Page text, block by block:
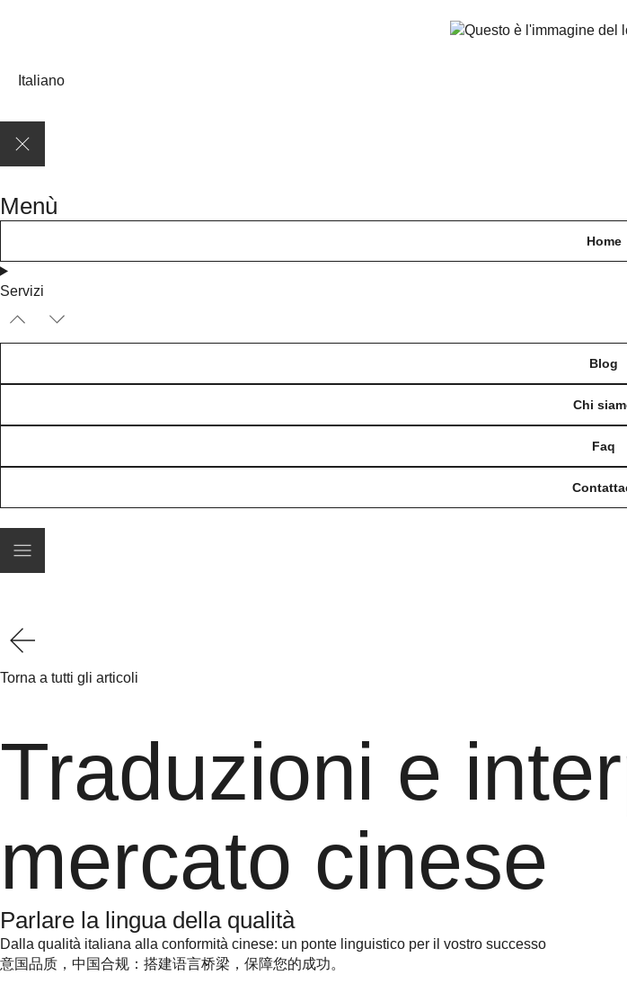
Italiano
Menù
Home
Servizi
Blog
Chi
Faq
Torna a tutti gli articoli
Traduzioni e
mercato cinese
Parlare la lingua della qualità
Dalla qualità italiana alla conformità cinese: un ponte linguistico per il vostro successo
意国品质，中国合规：搭建语言桥梁，保障您的成功。